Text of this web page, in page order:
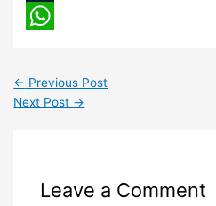
Tumblr
← Previous Post
Next Post →
Leave a Comment